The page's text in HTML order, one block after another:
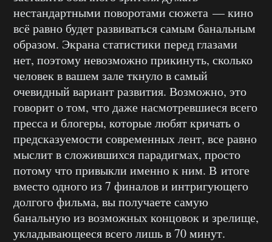
нестандартными поворотами сюжета — кино
всё равно будет развиваться самым банальным
образом. Экрана статистики перед глазами
нет, поэтому невозможно прикинуть, сколько
человек в вашем зале ткнуло в самый
очевидный вариант развития. Возможно, это
говорит о том, что даже насмотревшиеся всего
пресса и блогеры, которые любят кричать о
предсказуемости современных лент, все равно
мыслит в сложившихся парадигмах, просто
потому что привыкли именно к ним. В итоге
вместо одного из 7 финалов и интригующего
долгого фильма, вы получаете самую
банальную из возможных концовок и зрелище,
укладывающееся всего лишь в 70 минут.